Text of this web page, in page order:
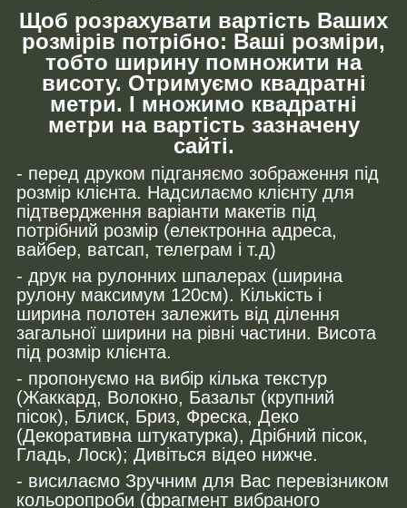
Щоб розрахувати вартість Ваших
розмірів потрібно: Ваші розміри,
тобто ширину помножити на
висоту. Отримуємо квадратні
метри. І множимо квадратні
метри на вартість зазначену
сайті.
- перед друком підганяємо зображення під
розмір клієнта. Надсилаємо клієнту для
підтвердження варіанти макетів під
потрібний розмір (електронна адреса,
вайбер, ватсап, телеграм і т.д)
- друк на рулонних шпалерах (ширина
рулону максимум 120см). Кількість і
ширина полотен залежить від ділення
загальної ширини на рівні частини. Висота
під розмір клієнта.
- пропонуємо на вибір кілька текстур
(Жаккард, Волокно, Базальт (крупний
пісок), Блиск, Бриз, Фреска, Деко
(Декоративна штукатурка), Дрібний пісок,
Гладь, Лоск); Дивіться відео нижче.
- висилаємо Зручним для Вас перевізником
кольоропроби (фрагмент вибраного